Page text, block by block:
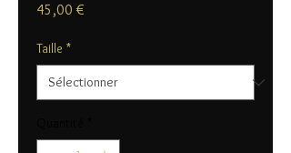
45,00 €
Taille *